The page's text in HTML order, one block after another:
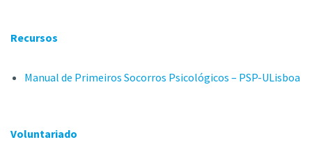
Recursos
Manual de Primeiros Socorros Psicológicos – PSP-ULisboa
Voluntariado